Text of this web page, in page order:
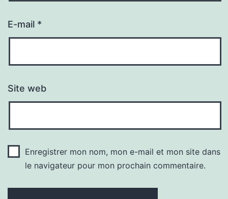
E-mail *
Site web
Enregistrer mon nom, mon e-mail et mon site dans
le navigateur pour mon prochain commentaire.